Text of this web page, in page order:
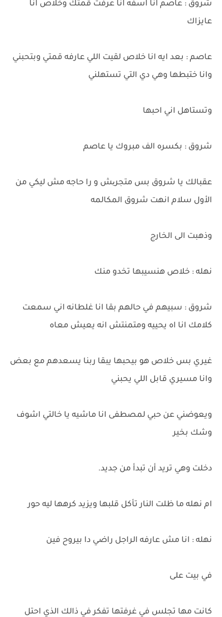
شروق : عاصم انا اسفه انا عرفت قمتك وخلاص انا
عايزاك
عاصم : بعد ايه انا خلاص لقيت اللي عارفه قمتي وبتحبني
وانا ختبطها وهي دي التي تستهلني
وتستاهل اني احبها
شروق : بكسره الف مبروك يا عاصم
عقبالك يا شروق بس متجریش و را حاجه مش ليكي من
الأول سلام انهت شروق المكالمه
وذهبت الى الخارج
نهله : خلاص هنسيبها تخدو منك
شروق : سبيهم في حالهم بقا انا غلطانه اني سمعت
كلامك انا اه يحييه ومتمنتش انه يعيش معاه
غيري بس خلاص هو بيحبها يبقا ربنا يسعدهم مع بعض
وانا مسيري قابل اللي يحبني
ويعوضني عن حبي لمصطفى انا ماشيه يا خالتي اشوف
وشك بخير
دخلت وهي تريد أن تبدأ من جديد.
ام نهله ما ظلت النار تأكل قلبها ويزيد كرهها ليه حور
نهله : انا مش عارفه الراجل راضي دا بيروح فين
في بيت على
كانت مها تجلس في غرفتها تفكر في ذالك الذي احتل